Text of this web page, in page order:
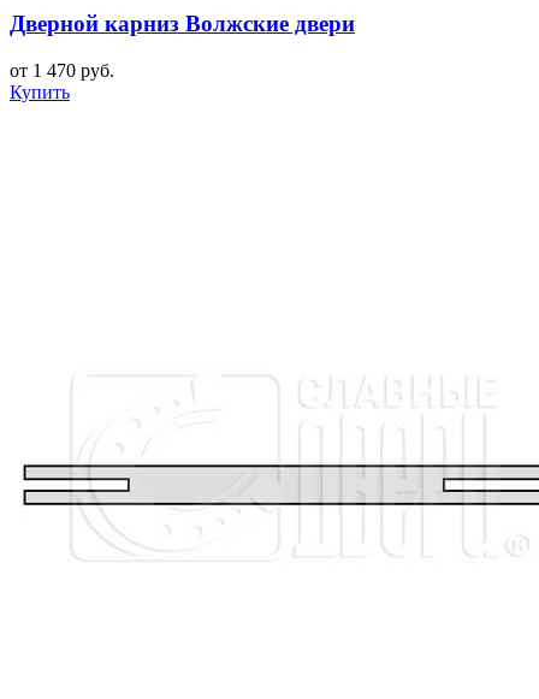
Дверной карниз Волжские двери
от 1 470 руб.
Купить